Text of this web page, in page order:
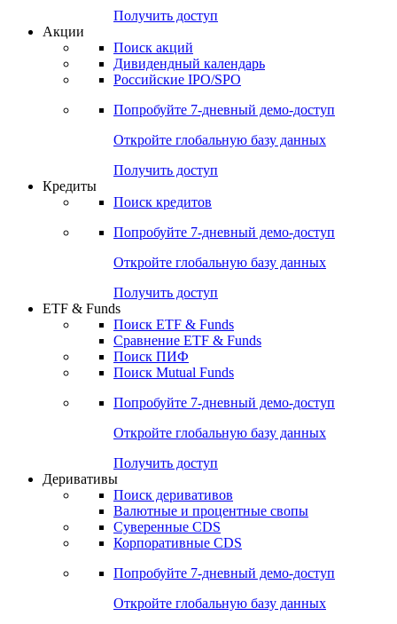
Получить доступ
Акции
Поиск акций
Дивидендный календарь
Российские IPO/SPO
Попробуйте 7-дневный демо-доступ
Откройте глобальную базу данных
Получить доступ
Кредиты
Поиск кредитов
Попробуйте 7-дневный демо-доступ
Откройте глобальную базу данных
Получить доступ
ETF & Funds
Поиск ETF & Funds
Сравнение ETF & Funds
Поиск ПИФ
Поиск Mutual Funds
Попробуйте 7-дневный демо-доступ
Откройте глобальную базу данных
Получить доступ
Деривативы
Поиск деривативов
Валютные и процентные свопы
Суверенные CDS
Корпоративные CDS
Попробуйте 7-дневный демо-доступ
Откройте глобальную базу данных